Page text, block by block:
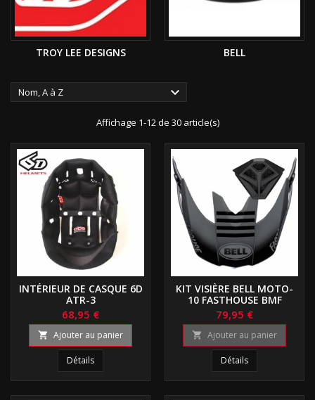
TROY LEE DESIGNS BELL
Nom, A à Z 
Affichage 1-12 de 30 article(s)
INTÉRIEUR DE CASQUE 6D
ATR-3
68,95 €
 Ajouter au panier
Détails
KIT VISIÈRE BELL MOTO-
10 FASTHOUSE BMF
79,95 €
 Ajouter au panier
Détails